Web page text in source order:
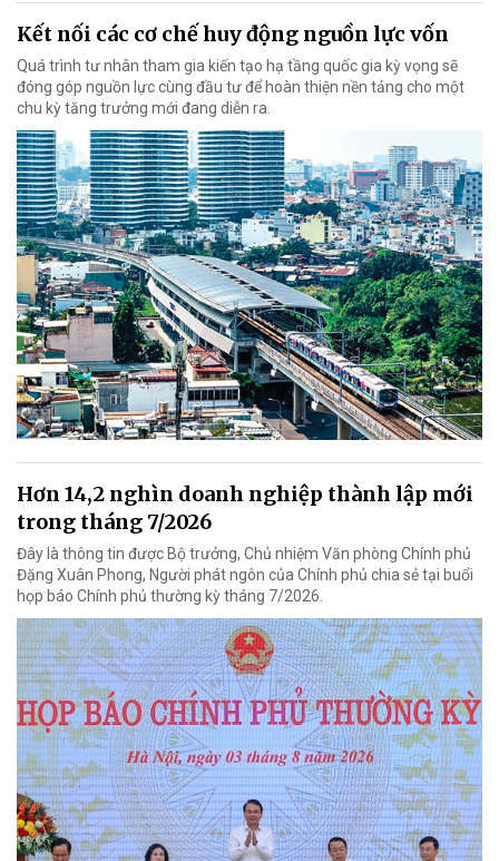
Kết nối các cơ chế huy động nguồn lực vốn
Quá trình tư nhân tham gia kiến tạo hạ tầng quốc gia kỳ vọng sẽ
đóng góp nguồn lực cùng đầu tư để hoàn thiện nền tảng cho một
chu kỳ tăng trưởng mới đang diễn ra.
Hơn 14,2 nghìn doanh nghiệp thành lập mới
trong tháng 7/2026
Đây là thông tin được Bộ trưởng, Chủ nhiệm Văn phòng Chính phủ
Đặng Xuân Phong, Người phát ngôn của Chính phủ chia sẻ tại buổi
họp báo Chính phủ thường kỳ tháng 7/2026.